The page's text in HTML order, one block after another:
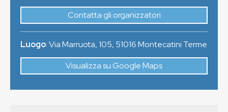
Contatta gli organizzatori
Luogo:Via Marruota, 105, 51016Montecatini Terme
Visualizza su Google Maps